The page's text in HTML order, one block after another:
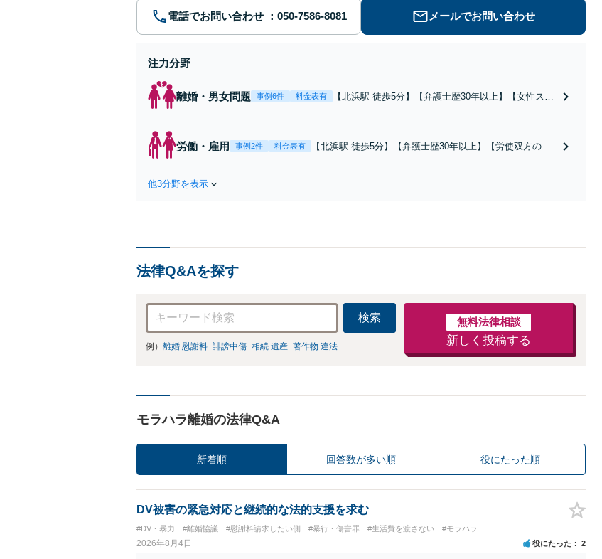
電話でお問い合わせ メールでお問い合わせ
注力分野
離婚・男女問題 事例6件 料金表有
【北浜駅 徒歩5分】【弁護士歴30年以上】【女性スタ
ください。【法テラス利用可】
労働・雇用 事例2件 料金表有
【北浜駅 徒歩5分】【弁護士歴30年以上】【労使双方の対
他3分野を表示
法律Q&Aを探す
検索
例） 離婚 慰謝料 誹謗中傷 相続 遺産 著作物 違法
無料法律相談
新しく投稿する
モラハラ離婚の法律Q&A
新着順 回答数が多い順 役にたった順
DV被害の緊急対応と継続的な法的支援を求む
#DV・暴力 #離婚協議 #慰謝料請求したい側 #暴行・傷害罪 #生活費を渡さない #モラハラ
2026年8月4日 役にたった 2